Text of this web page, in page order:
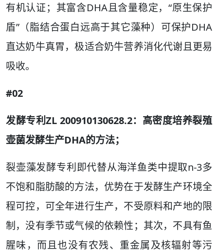
有机认证；其富含DHA且含量稳定，“原生保护
盾”（脂结合蛋白远高于其它藻种）可保护DHA
直达奶牛真胃，极适合奶牛营养消化代谢且更易
吸收。
#02
发酵专利ZL 200910130628.2：高密度培养裂殖
壶菌发酵生产DHA的方法；
裂壶藻发酵专利即代替从海洋鱼类中提取n-3多
不饱和脂肪酸的方法，优势在于发酵生产环境全
程可控，可全年进行生产，不受原料和产地的限
制，没有季节或气候的依赖性；其次，不具有鱼
腥味，而且也没有农残、重金属及核辐射等污